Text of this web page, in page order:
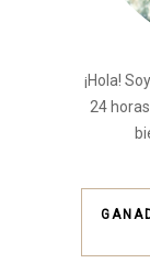
¡Hola!
24